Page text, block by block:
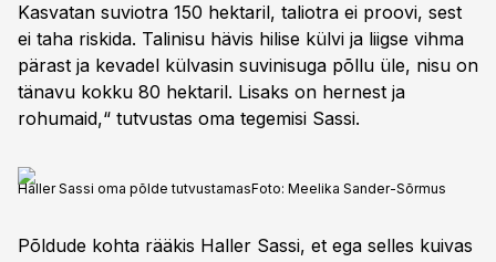
Kasvatan suviotra 150 hektaril, taliotra ei proovi, sest
ei taha riskida. Talinisu hävis hilise külvi ja liigse vihma
pärast ja kevadel külvasin suvinisuga põllu üle, nisu on
tänavu kokku 80 hektaril. Lisaks on hernest ja
rohumaid,“ tutvustas oma tegemisi Sassi.
Haller Sassi oma põlde tutvustamasFoto: Meelika Sander-Sõrmus
Põldude kohta rääkis Haller Sassi, et ega selles kuivas